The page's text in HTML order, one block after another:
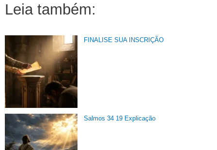
Leia também:
FINALISE SUA INSCRIÇÃO
Salmos 34 19 Explicação